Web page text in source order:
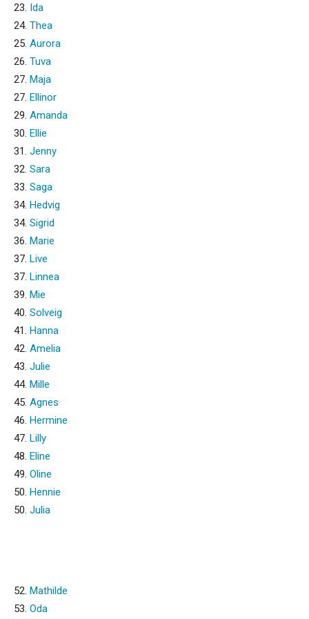
23. Ida
24. Thea
25. Aurora
26. Tuva
27. Maja
27. Ellinor
29. Amanda
30. Ellie
31. Jenny
32. Sara
33. Saga
34. Hedvig
34. Sigrid
36. Marie
37. Live
37. Linnea
39. Mie
40. Solveig
41. Hanna
42. Amelia
43. Julie
44. Mille
45. Agnes
46. Hermine
47. Lilly
48. Eline
49. Oline
50. Hennie
50. Julia
52. Mathilde
53. Oda